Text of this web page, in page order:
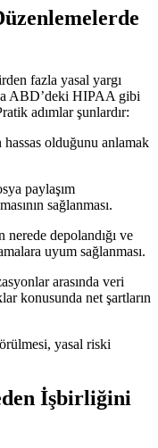
fazla yasal yargı
ABD’deki HIPAA gibi
adımlar şunlardır:
olduğunu anlamak
paylaşım
sağlanması.
nerede depolandığı ve
uyum sağlanması.
arasında veri
konusunda net şartların
yasal riski
İşbirliğini